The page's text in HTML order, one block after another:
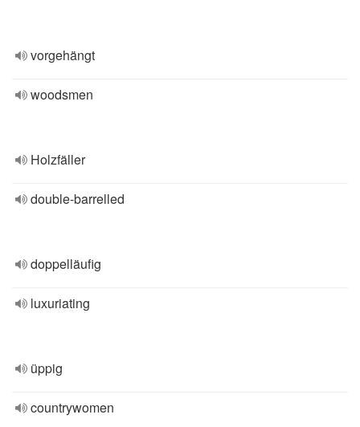
vorgehängt
woodsmen
Holzfäller
double-barrelled
doppelläufig
luxuriating
üppig
countrywomen